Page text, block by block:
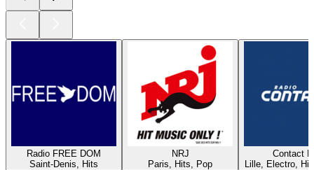
Radio FREE DOM
Saint-Denis, Hits
NRJ
Paris, Hits, Pop
Contact
Lille, Electro,